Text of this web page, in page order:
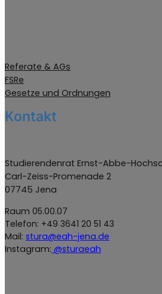
Referate & AGs
FSRe
Gesetze und Ordnungen
Kontakt
Studierendenrat Ernst-Abbe-
Carl-Zeiss-Promenade 2
07745 Jena
Raum 05.00.07
Telefon: +49 3641 20 51 43
Mail: stura@eah-jena.de
Instagram: @sturaeah